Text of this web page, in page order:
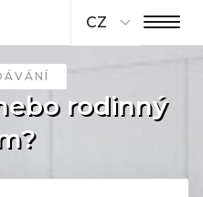
CZ
rodinný